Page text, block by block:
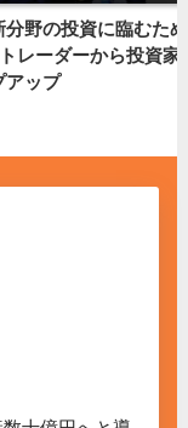
分野の投資に臨むた
トレーダーから投資
アップ